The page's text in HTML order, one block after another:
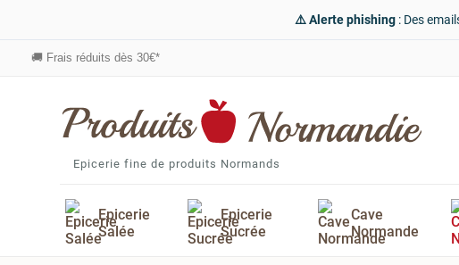
⚠️ Alerte phishing: Des
🚚 Frais réduits dès 30€*
Epicerie fine de produits Normands
Epicerie
Salée
Epicerie
Sucrée
Cave
Normande